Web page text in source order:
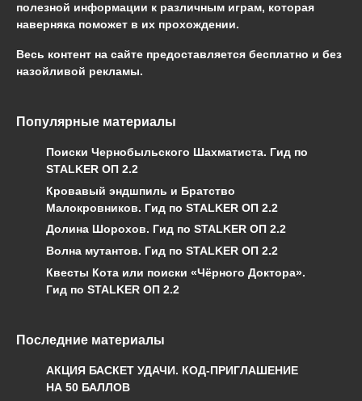
полезной информации к различным играм, которая
наверняка поможет в их прохождении.
Весь контент на сайте предоставляется бесплатно и без
назойливой рекламы.
Популярные материалы
Поиски Чернобыльского Шахматиста. Гид по
STALKER ОП 2.2
Кровавый эндшпиль и Братство
Малокровников. Гид по STALKER ОП 2.2
Долина Шорохов. Гид по STALKER ОП 2.2
Волна мутантов. Гид по STALKER ОП 2.2
Квесты Кота или поиски «Чёрного Доктора».
Гид по STALKER ОП 2.2
Последние материалы
АКЦИЯ БАСКЕТ УДАЧИ. КОД-ПРИГЛАШЕНИЕ
НА 50 БАЛЛОВ